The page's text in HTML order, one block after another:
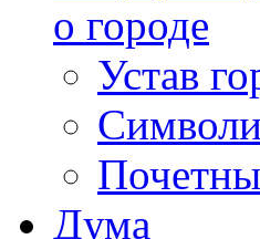
о городе
Устав
Дума